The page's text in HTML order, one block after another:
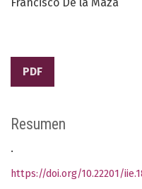
Francisco De la Maza
PDF
Resumen
.
https://doi.org/10.22201/